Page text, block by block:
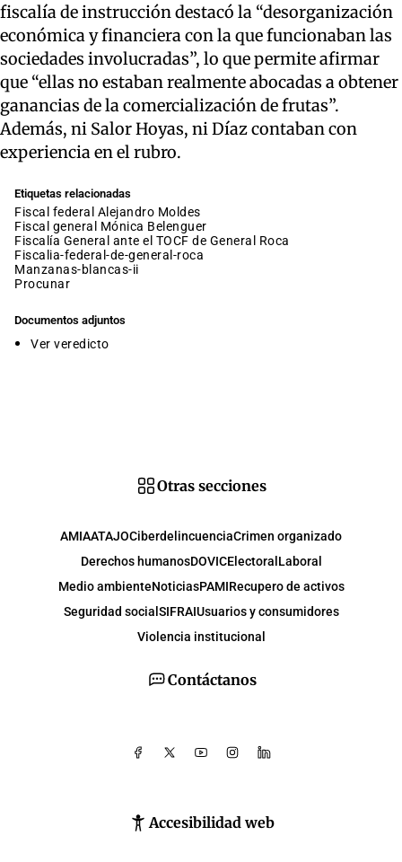
fiscalía de instrucción destacó la “desorganización
económica y financiera con la que funcionaban las
sociedades involucradas”, lo que permite afirmar
que “ellas no estaban realmente abocadas a obtener
ganancias de la comercialización de frutas”.
Además, ni Salor Hoyas, ni Díaz contaban con
experiencia en el rubro.
Etiquetas relacionadas
fiscal federal Alejandro Moldes
fiscal general Mónica Belenguer
Fiscalía General ante el TOCF de General Roca
fiscalia-federal-de-general-roca
manzanas-blancas-ii
procunar
Documentos adjuntos
Ver veredicto
Contáctanos
Accesibilidad web
Otras secciones
AMIAATAJOCiberdelincuenciaCrimen organizado
Derechos humanosDOVICElectoral Laboral
Medio ambienteNoticiasPAMIRecupero de activos
Seguridad social SIFRAIUsuarios y consumidores
Violencia institucional